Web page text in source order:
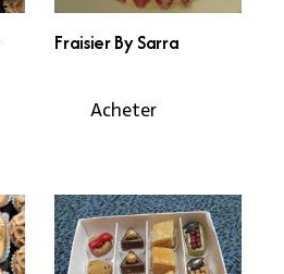
Fraisier By Sarra
Acheter